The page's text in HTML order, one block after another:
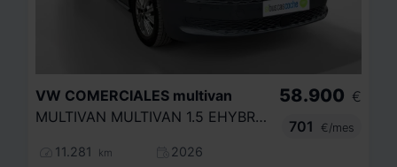
VW COMERCIALES multivan
MULTIVAN MULTIVAN 1.5 EHYBRID 130 KW (177 CV) / 100 KW (136 CV) DSG 6 VEL. 4MOTION 19,7 KWH
11.281 km
2026
58.900 €
701
€/mes